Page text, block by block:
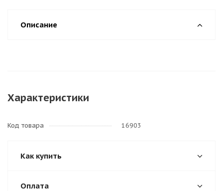
Описание
Характеристики
Код товара 16903
Как купить
Оплата